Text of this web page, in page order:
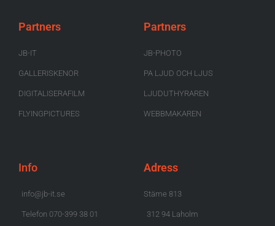
Partners
JB-IT
GALLERISKENOR
DIGITALISERAFILM
FLYINGPICTURES
Partners
JB-PHOTO
PA LJUD OCH LJUS
LJUDUTHYRAREN
WEBBMAKAREN
Info
info@jb-it.se
Telefon 070-399 38 01
Adress
Stäme 813
312 94 Laholm